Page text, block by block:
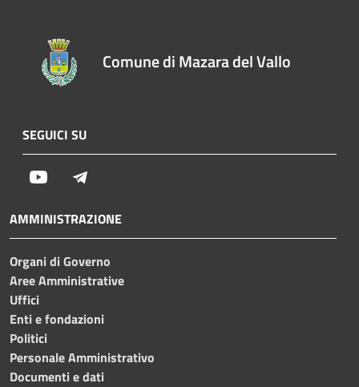
Comune di Mazara del Vallo
SEGUICI SU
Youtube
AMMINISTRAZIONE
Organi di Governo
Aree Amministrative
Uffici
Enti e fondazioni
Politici
Personale Amministrativo
Documenti e dati